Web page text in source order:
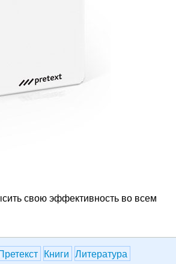
свою эффективность во всем
Книги Литература